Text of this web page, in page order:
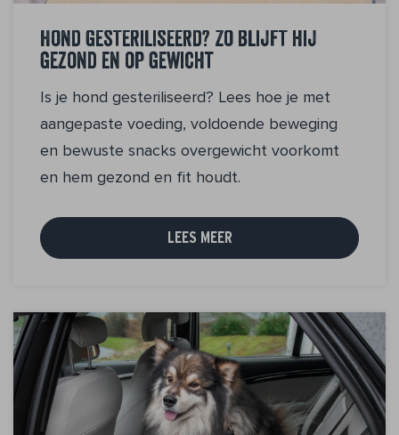
Hond gesteriliseerd? Zo blijft hij
gezond en op gewicht
Is je hond gesteriliseerd? Lees hoe je met
aangepaste voeding, voldoende beweging
en bewuste snacks overgewicht voorkomt
en hem gezond en fit houdt.
LEES MEER